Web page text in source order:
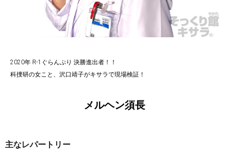
2020年 R-1ぐらんぷり 決勝進出者！！
科捜研の女こと、沢口靖子がキサラで現場検証！
メルヘン須長
主なレパートリー